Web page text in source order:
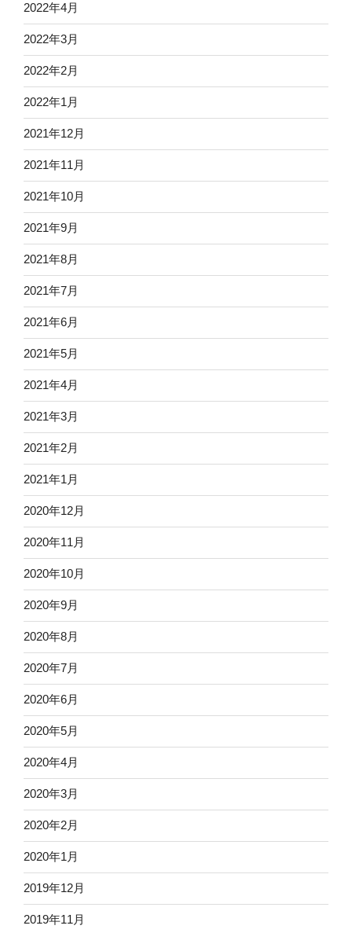
2022年4月
2022年3月
2022年2月
2022年1月
2021年12月
2021年11月
2021年10月
2021年9月
2021年8月
2021年7月
2021年6月
2021年5月
2021年4月
2021年3月
2021年2月
2021年1月
2020年12月
2020年11月
2020年10月
2020年9月
2020年8月
2020年7月
2020年6月
2020年5月
2020年4月
2020年3月
2020年2月
2020年1月
2019年12月
2019年11月